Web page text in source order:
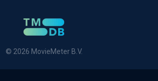
© 2026 MovieMeter B.V.